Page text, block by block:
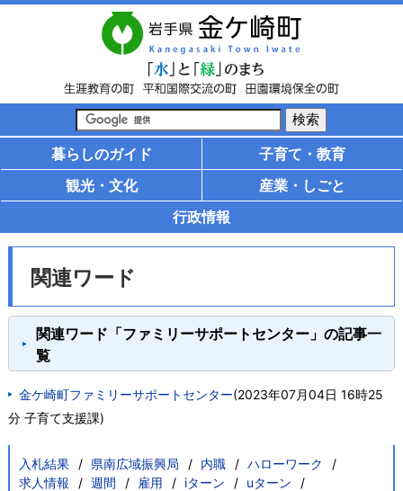
暮らしのガイド
子育て・教育
観光・文化
産業・しごと
行政情報
関連ワード
関連ワード「ファミリーサポートセンター」の記事一
覧
金ケ崎町ファミリーサポートセンター(2023年07月04日 16時25
分 子育て支援課)
入札結果 県南広域振興局 内職
ハローワーク
求人情報
週間 雇用 iターン
uターン